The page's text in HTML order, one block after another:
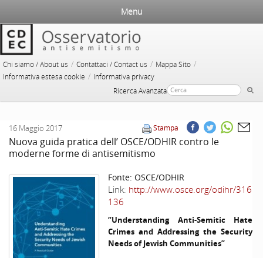
Chi siamo / About us / Contattaci / Contact us / Mappa Sito /
Informativa estesa cookie / Informativa privacy
Ricerca Avanzata
Menu
Stampa
16 Maggio 2017
Nuova guida pratica dell’ OSCE/ODHIR contro le
moderne forme di antisemitismo
Fonte: OSCE/ODHIR
Link: http://www.osce.org/odihr/316
136
“Understanding Anti-Semitic Hate
Crimes and Addressing the Security
Needs of Jewish Communities”